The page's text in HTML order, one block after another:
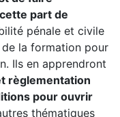
part de
pénale et civile
la formation pour
Ils en apprendront
règlementation
pour ouvrir
thématiques